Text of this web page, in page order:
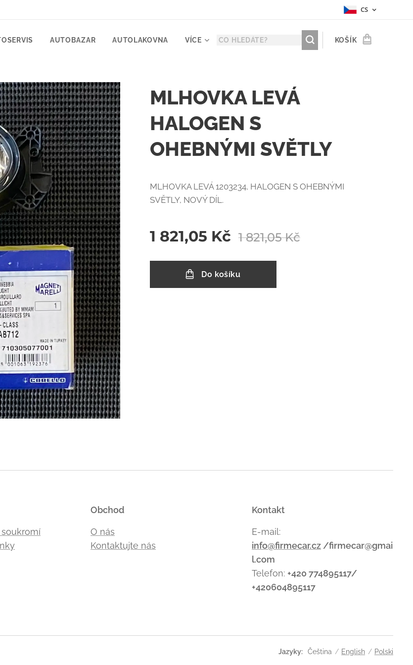
CS
AUTOBAZAR AUTOLAKOVNA VÍCE KOŠÍK
MLHOVKA LEVÁ
HALOGEN S
OHEBNÝMI SVĚTLY
MLHOVKA LEVÁ 1203234, HALOGEN S OHEBNÝMI
SVĚTLY, NOVÝ DÍL.
1 821,05 Kč 1 821,05Kč
Do košíku
Obchod
O nás
Kontaktujte nás
Kontakt
E-mail:
info@firmecar.cz /firmecar@gmai
l.com
Telefon: +420 774895117/
+420604895117
Jazyky Čeština English Polski